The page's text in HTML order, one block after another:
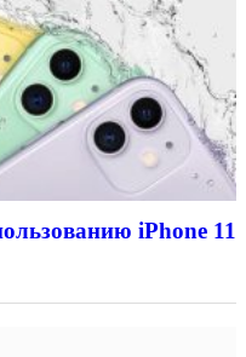
iPhone 11